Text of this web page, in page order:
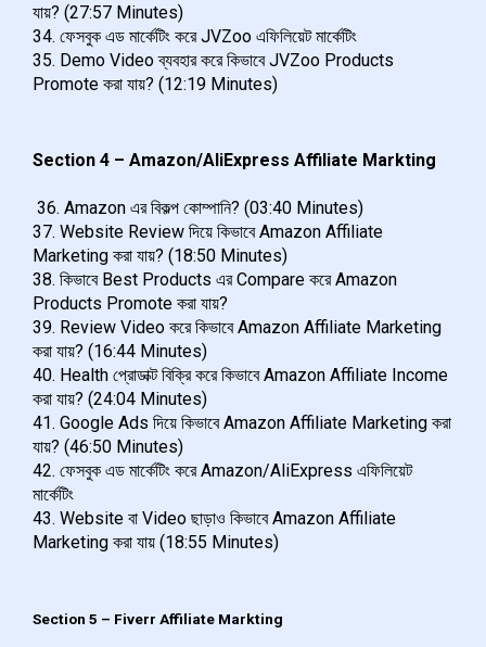
যায়? (27:57 Minutes)
34. ফেসবুক এড মার্কেটিং করে JVZoo এফিলিয়েট মার্কেটিং
35. Demo Video ব্যবহার করে কিভাবে JVZoo Products
Promote করা যায়? (12:19 Minutes)
Section 4 – Amazon/AliExpress Affiliate Markting
36. Amazon এর বিকল্প কোম্পানি? (03:40 Minutes)
37. Website Review দিয়ে কিভাবে Amazon Affiliate
Marketing করা যায়? (18:50 Minutes)
38. কিভাবে Best Products এর Compare করে Amazon
Products Promote করা যায়?
39. Review Video করে কিভাবে Amazon Affiliate Marketing
করা যায়? (16:44 Minutes)
40. Health প্রোডাক্ট বিক্রি করে কিভাবে Amazon Affiliate Income
করা যায়? (24:04 Minutes)
41. Google Ads দিয়ে কিভাবে Amazon Affiliate Marketing করা
যায়? (46:50 Minutes)
42. ফেসবুক এড মার্কেটিং করে Amazon/AliExpress এফিলিয়েট
মার্কেটিং
43. Website বা Video ছাড়াও কিভাবে Amazon Affiliate
Marketing করা যায় (18:55 Minutes)
Section 5 – Fiverr Affiliate Markting